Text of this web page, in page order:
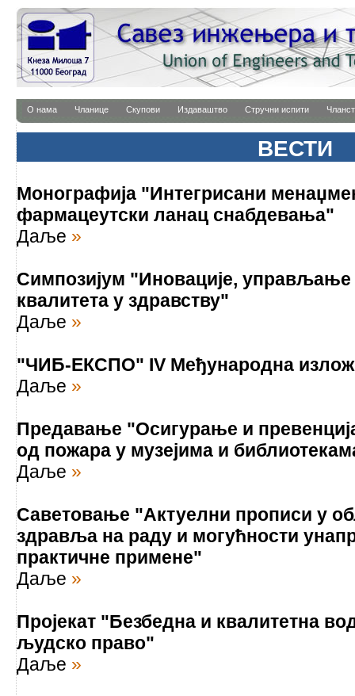
О нама Чланице Скупови Издаваштво Стручни испити
ВЕСТИ
Монографија "Интегрисани
фармацеутски ланац снабдевања"
Даље »
Симпозијум "Иновације,
квалитета у здравству"
Даље »
"ЧИБ-ЕКСПО" IV Међународна
Даље »
Предавање "Осигурање и
од пожара у музејима и
Даље »
Саветовање "Актуелни прописи у
здравља на раду и могућности
практичне примене"
Даље »
Пројекат "Безбедна и квалитетна
људско право"
Даље »